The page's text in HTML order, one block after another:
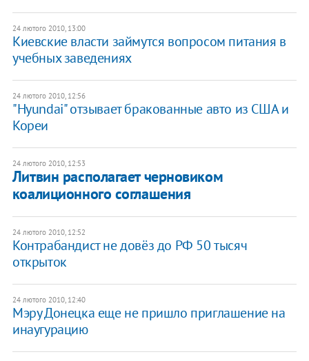
24 лютого 2010, 13:00
Киевские власти займутся вопросом питания в
учебных заведениях
24 лютого 2010, 12:56
"Hyundai" отзывает бракованные авто из США и
Кореи
24 лютого 2010, 12:53
Литвин располагает черновиком
коалиционного соглашения
24 лютого 2010, 12:52
Контрабандист не довёз до РФ 50 тысяч
открыток
24 лютого 2010, 12:40
Мэру Донецка еще не пришло приглашение на
инаугурацию